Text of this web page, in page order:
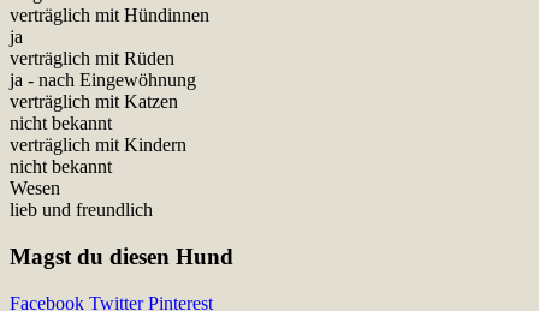
verträglich mit Hündinnen
ja
verträglich mit Rüden
ja - nach Eingewöhnung
verträglich mit Katzen
nicht bekannt
verträglich mit Kindern
nicht bekannt
Wesen
lieb und freundlich
Magst du diesen Hund
Facebook Twitter Pinterest